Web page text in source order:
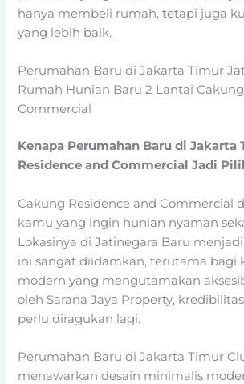
hanya membeli rumah, tetapi juga
yang lebih baik.
Perumahan Baru di Jakarta Timur
Rumah Hunian Baru 2 Lantai
Commercial
Kenapa Perumahan Baru di Jakarta
Residence and Commercial Jadi
Cakung Residence and Commercial
kamu yang ingin hunian nyaman
Lokasinya di Jatinegara Baru
ini sangat diidamkan, terutama bagi
modern yang mengutamakan
oleh Sarana Jaya Property,
perlu diragukan lagi.
Perumahan Baru di Jakarta Timur
menawarkan desain minimalis